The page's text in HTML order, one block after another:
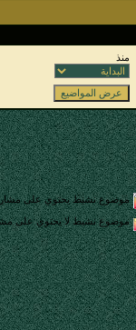
منذ
موضوع نشيط يحتوي على
موضوع نشيط لا يحتوي على